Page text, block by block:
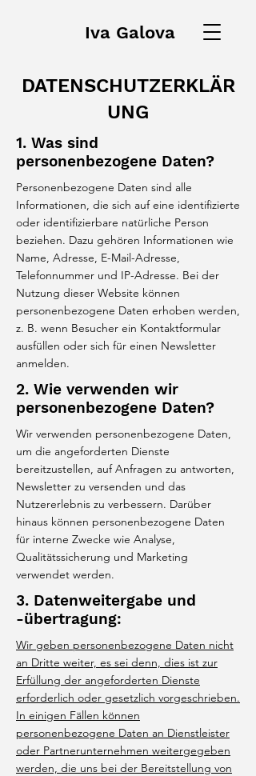
Iva Galova
DATENSCHUTZERKLÄR
UNG
1. Was sind
personenbezogene Daten?
Personenbezogene Daten sind alle
Informationen, die sich auf eine identifizierte
oder identifizierbare natürliche Person
beziehen. Dazu gehören Informationen wie
Name, Adresse, E-Mail-Adresse,
Telefonnummer und IP-Adresse. Bei der
Nutzung dieser Website können
personenbezogene Daten erhoben werden,
z. B. wenn Besucher ein Kontaktformular
ausfüllen oder sich für einen Newsletter
anmelden.
2. Wie verwenden wir
personenbezogene Daten?
Wir verwenden personenbezogene Daten,
um die angeforderten Dienste
bereitzustellen, auf Anfragen zu antworten,
Newsletter zu versenden und das
Nutzererlebnis zu verbessern. Darüber
hinaus können personenbezogene Daten
für interne Zwecke wie Analyse,
Qualitätssicherung und Marketing
verwendet werden.
3. Datenweitergabe und
-übertragung:
Wir geben personenbezogene Daten nicht
an Dritte weiter, es sei denn, dies ist zur
Erfüllung der angeforderten Dienste
erforderlich oder gesetzlich vorgeschrieben.
In einigen Fällen können
personenbezogene Daten an Dienstleister
oder Partnerunternehmen weitergegeben
werden, die uns bei der Bereitstellung von